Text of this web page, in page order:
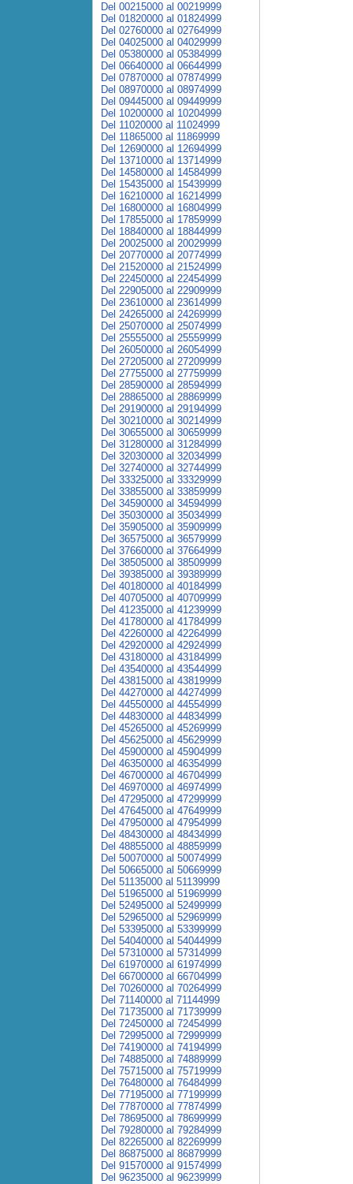
Del 00215000 al 00219999
Del 01820000 al 01824999
Del 02760000 al 02764999
Del 04025000 al 04029999
Del 05380000 al 05384999
Del 06640000 al 06644999
Del 07870000 al 07874999
Del 08970000 al 08974999
Del 09445000 al 09449999
Del 10200000 al 10204999
Del 11020000 al 11024999
Del 11865000 al 11869999
Del 12690000 al 12694999
Del 13710000 al 13714999
Del 14580000 al 14584999
Del 15435000 al 15439999
Del 16210000 al 16214999
Del 16800000 al 16804999
Del 17855000 al 17859999
Del 18840000 al 18844999
Del 20025000 al 20029999
Del 20770000 al 20774999
Del 21520000 al 21524999
Del 22450000 al 22454999
Del 22905000 al 22909999
Del 23610000 al 23614999
Del 24265000 al 24269999
Del 25070000 al 25074999
Del 25555000 al 25559999
Del 26050000 al 26054999
Del 27205000 al 27209999
Del 27755000 al 27759999
Del 28590000 al 28594999
Del 28865000 al 28869999
Del 29190000 al 29194999
Del 30210000 al 30214999
Del 30655000 al 30659999
Del 31280000 al 31284999
Del 32030000 al 32034999
Del 32740000 al 32744999
Del 33325000 al 33329999
Del 33855000 al 33859999
Del 34590000 al 34594999
Del 35030000 al 35034999
Del 35905000 al 35909999
Del 36575000 al 36579999
Del 37660000 al 37664999
Del 38505000 al 38509999
Del 39385000 al 39389999
Del 40180000 al 40184999
Del 40705000 al 40709999
Del 41235000 al 41239999
Del 41780000 al 41784999
Del 42260000 al 42264999
Del 42920000 al 42924999
Del 43180000 al 43184999
Del 43540000 al 43544999
Del 43815000 al 43819999
Del 44270000 al 44274999
Del 44550000 al 44554999
Del 44830000 al 44834999
Del 45265000 al 45269999
Del 45625000 al 45629999
Del 45900000 al 45904999
Del 46350000 al 46354999
Del 46700000 al 46704999
Del 46970000 al 46974999
Del 47295000 al 47299999
Del 47645000 al 47649999
Del 47950000 al 47954999
Del 48430000 al 48434999
Del 48855000 al 48859999
Del 50070000 al 50074999
Del 50665000 al 50669999
Del 51135000 al 51139999
Del 51965000 al 51969999
Del 52495000 al 52499999
Del 52965000 al 52969999
Del 53395000 al 53399999
Del 54040000 al 54044999
Del 57310000 al 57314999
Del 61970000 al 61974999
Del 66700000 al 66704999
Del 70260000 al 70264999
Del 71140000 al 71144999
Del 71735000 al 71739999
Del 72450000 al 72454999
Del 72995000 al 72999999
Del 74190000 al 74194999
Del 74885000 al 74889999
Del 75715000 al 75719999
Del 76480000 al 76484999
Del 77195000 al 77199999
Del 77870000 al 77874999
Del 78695000 al 78699999
Del 79280000 al 79284999
Del 82265000 al 82269999
Del 86875000 al 86879999
Del 91570000 al 91574999
Del 96235000 al 96239999